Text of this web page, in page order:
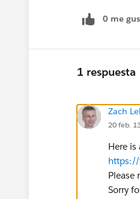
0 me
1 respuesta
Zach
20 feb.
Here
https://
Please
Sorry